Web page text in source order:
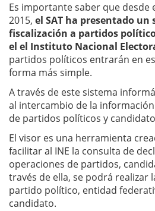
Es importante saber que desde
2015, el SAT ha presentado un
fiscalización a partidos
el el Instituto Nacional
partidos políticos entrarán en
forma más simple.
A través de este sistema
al intercambio de la
de partidos políticos y
El visor es una herramienta
facilitar al INE la consulta de
operaciones de partidos,
través de ella, se podrá realizar
partido político, entidad
candidato.